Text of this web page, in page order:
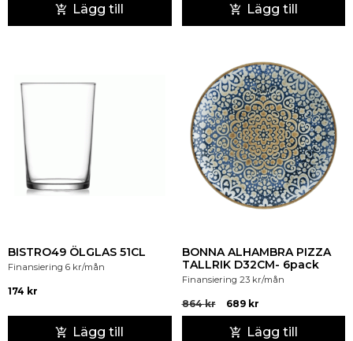
Lägg till Lägg till
BISTRO49 ÖLGLAS 51CL
Finansiering 6 kr/mån
174 kr
Lägg till
BONNA ALHAMBRA PIZZA
TALLRIK D32CM- 6pack
Finansiering 23 kr/mån
864kr 689 kr
Lägg till